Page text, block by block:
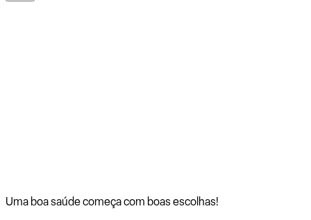
Uma boa saúde começa com boas escolhas!